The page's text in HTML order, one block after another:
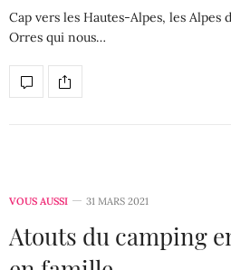
Cap vers les Hautes-Alpes, les Alpes
Orres qui nous…
VOUS AUSSI 31 MARS 2021
Atouts du camping